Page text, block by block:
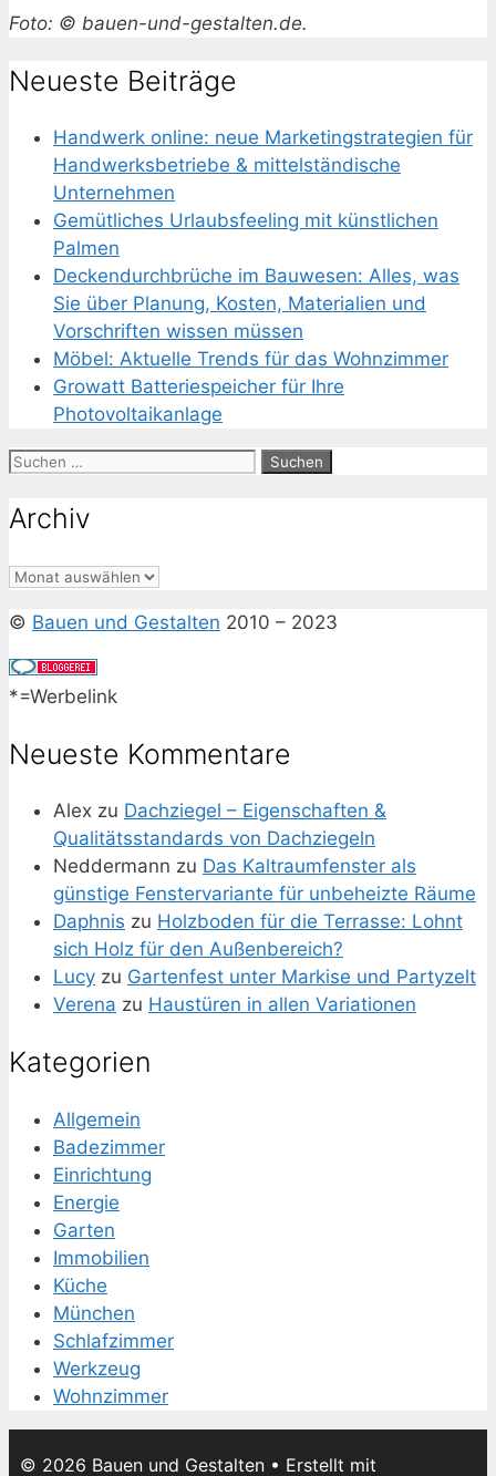
Foto: © bauen-und-gestalten.de.
Neueste Beiträge
Handwerk online: neue Marketingstrategien für
Handwerksbetriebe & mittelständische
Unternehmen
Gemütliches Urlaubsfeeling mit künstlichen
Palmen
Deckendurchbrüche im Bauwesen: Alles, was
Sie über Planung, Kosten, Materialien und
Vorschriften wissen müssen
Möbel: Aktuelle Trends für das Wohnzimmer
Growatt Batteriespeicher für Ihre
Photovoltaikanlage
Suchen
Archiv
Archiv
© Bauen und Gestalten 2010 – 2023
*=Werbelink
Neueste Kommentare
Alex zu Dachziegel – Eigenschaften &
Qualitätsstandards von Dachziegeln
Neddermann zu Das Kaltraumfenster als
günstige Fenstervariante für unbeheizte Räume
Daphnis zu Holzboden für die Terrasse: Lohnt
sich Holz für den Außenbereich?
Lucy zu Gartenfest unter Markise und Partyzelt
Verena zu Haustüren in allen Variationen
Kategorien
Allgemein
Badezimmer
Einrichtung
Energie
Garten
Immobilien
Küche
München
Schlafzimmer
Werkzeug
Wohnzimmer
© 2026 Bauen und Gestalten • Erstellt mit